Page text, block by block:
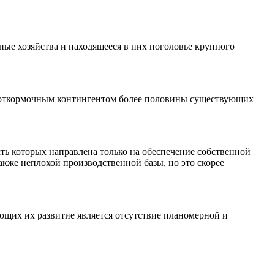
хозяйства и находящееся в них поголовье крупного
контингентом более половины существующих
которых направлена только на обеспечение собственной
неплохой производственной базы, но это скорее
их развитие является отсутствие планомерной и